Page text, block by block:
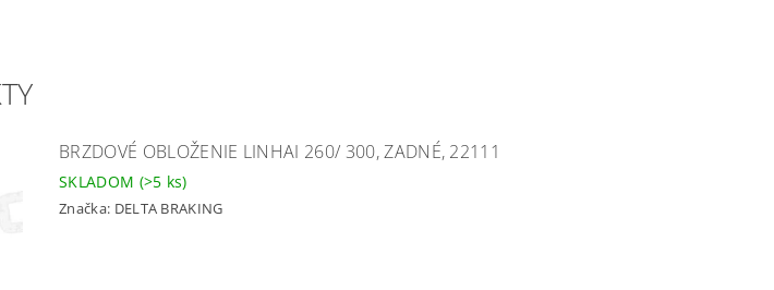
BRZDOVÉ OBLOŽENIE LINHAI 260/ 300, ZADNÉ, 22111
SKLADOM (>5 ks)
Značka: DELTA BRAKING